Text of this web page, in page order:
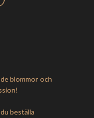
blommor och
beställa